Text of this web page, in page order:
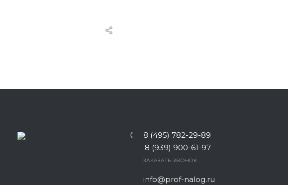
8 (495) 782-29-89
8 (939) 900-61-97
ЗАКАЗАТЬ ЗВОНОК
info@prof-nalog.ru